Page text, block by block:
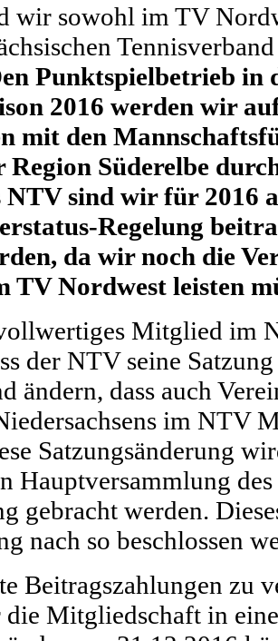
wir sowohl im TV
Punktspielbetrieb in
2016 werden wir
mit den
Region Süderelbe
NTV sind wir für 2016
Regelung
da wir noch die
TV Nordwest leisten
Mitglied im
der NTV seine Satzung
ändern, dass auch
im NTV
Satzungsänderung
Hauptversammlung
gebracht werden.
nach so beschlossen
Beitragszahlungen zu
die Mitgliedschaft in